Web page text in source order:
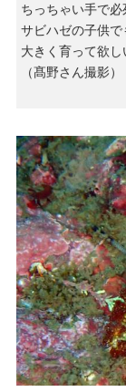
ちっちゃい手で必
サビハゼの子供で
大きく育って欲し
（髙野さん撮影）